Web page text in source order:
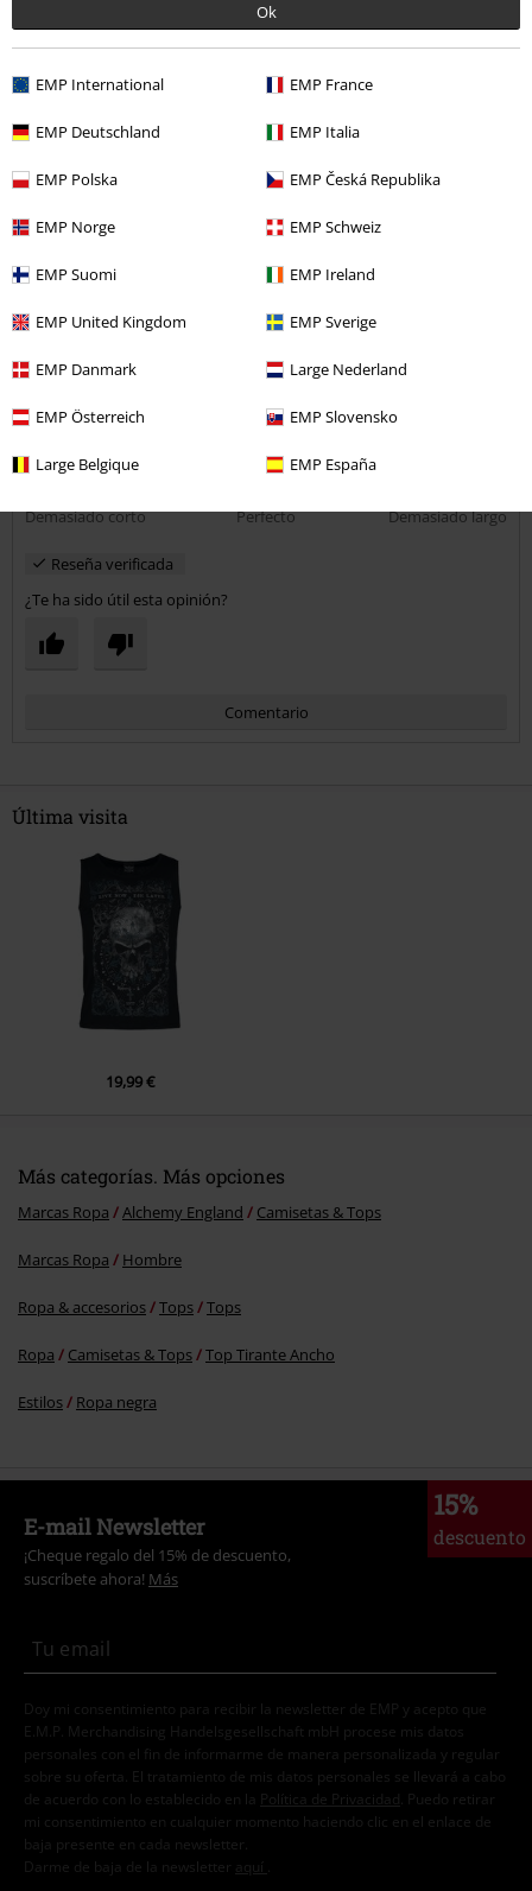
Ok
EMP International EMP France
EMP Deutschland EMP Italia
EMP Polska EMP Česká Republika
EMP Norge EMP Schweiz
EMP Suomi EMP Ireland
EMP United Kingdom EMP Sverige
EMP Danmark Large Nederland
EMP Österreich EMP Slovensko
Large Belgique EMP España
Publicado: martes, 25 julio, 2023
Talla comprada: XL
Playera total
anchas de tirante y de mas calidad, no vale lo que cuesta para nada.
Ajuste
Anchura
Demasiado estrecho
Perfecto
Demasiado corto
Perfecto Demasiado largo
Reseña verificada
¿Te ha sido útil esta opinión?
Comentario
Enviar comentario
Última visita
19,99 €
Más categorías. Más opciones
Marcas Ropa Alchemy England Camisetas & Tops
Marcas Ropa Hombre
Ropa & accesorios Tops Tops
Ropa Camisetas & Tops Top Tirante Ancho
Estilos Ropa negra
15%
descuento
E-mail Newsletter
¡Cheque regalo del 15% de descuento,
suscríbete ahora! Más
Doy mi consentimiento para recibir la newsletter de EMP y acepto que
E.M.P. Merchandising Handelsgesellschaft mbH procese mis datos
personales con el fin de informarme de manera personalizada y regular
sobre su oferta. El tratamiento de mis datos personales se llevará a cabo
de acuerdo con lo establecido en la
Política de Privacidad . Puedo retirar
mi consentimiento en cualquier momento haciendo clic en el enlace de
baja presente en cada newsletter.
Darme de baja de la newsletter
aquí